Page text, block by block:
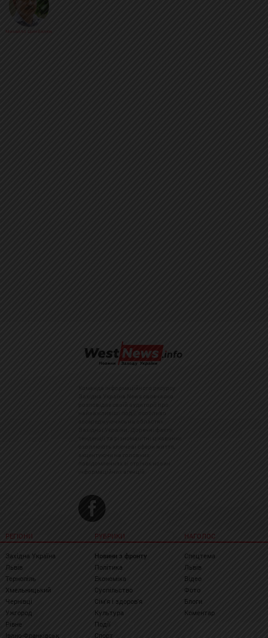
Михайло Цимбалюк
РЕГІОНИ
Західна Україна
Львів
Тернопіль
Хмельницький
Чернівці
Ужгород
Рівне
Івано-Франківськ
РУБРИКИ
Новини з фронту
Політика
Економіка
Суспільство
Сім'я і здоров'я
Культура
Події
Спорт
НАГОЛОС
Спецтема
Львів
Відео
Фото
Блоги
Коментар